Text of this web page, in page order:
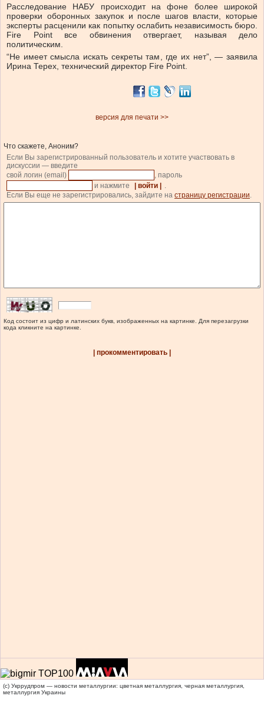
Расследование НАБУ происходит на фоне более широкой
проверки оборонных закупок и после шагов власти, которые
эксперты расценили как попытку ослабить независимость бюро.
Fire Point все обвинения отвергает, называя дело
политическим.
“Не имеет смысла искать секреты там, где их нет”, — заявила
Ирина Терех, технический директор Fire Point.
версия для печати >>
Что скажете, Аноним?
Если Вы зарегистрированный пользователь и хотите участвовать в
дискуссии — введите
свой логин (email)
, пароль
и нажмите
| войти |
.
Если Вы еще не зарегистрировались, зайдите на страницу регистрации.
Код состоит из цифр и латинских букв, изображенных на картинке. Для перезагрузки
кода кликните на картинке.
| прокомментировать |
(c) Укррудпром — новости металлургии: цветная металлургия, черная металлургия,
металлургия Украины